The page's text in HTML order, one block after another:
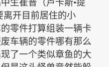
生崔普（卢卡斯•提
离开目前居住的小
零件打算组装一辆卡
车辆的零件哪有那么
了一个类似章鱼的大